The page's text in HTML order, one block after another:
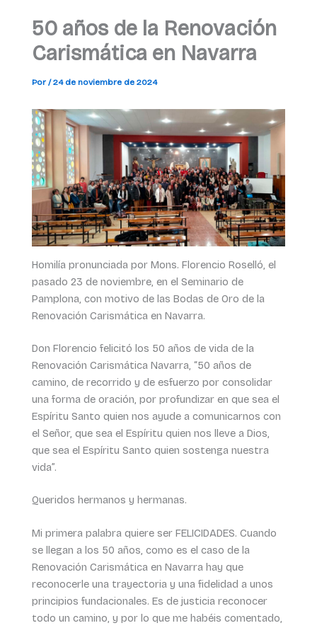
50 años de la Renovación
Carismática en Navarra
Por /24 de noviembre de 2024
Homilía pronunciada por Mons. Florencio Roselló, el
pasado 23 de noviembre, en el Seminario de
Pamplona, con motivo de las Bodas de Oro de la
Renovación Carismática en Navarra.
Don Florencio felicitó los 50 años de vida de la
Renovación Carismática Navarra, “50 años de
camino, de recorrido y de esfuerzo por consolidar
una forma de oración, por profundizar en que sea el
Espíritu Santo quien nos ayude a comunicarnos con
el Señor, que sea el Espíritu quien nos lleve a Dios,
que sea el Espíritu Santo quien sostenga nuestra
vida”.
Queridos hermanos y hermanas.
Mi primera palabra quiere ser FELICIDADES. Cuando
se llegan a los 50 años, como es el caso de la
Renovación Carismática en Navarra hay que
reconocerle una trayectoria y una fidelidad a unos
principios fundacionales. Es de justicia reconocer
todo un camino, y por lo que me habéis comentado,